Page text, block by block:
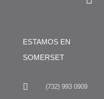
ESTAMOS EN
SOMERSET
(732) 993 0909